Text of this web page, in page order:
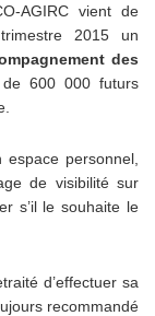
AGIRC vient de
2015 un
des
600 000 futurs
personnel,
de visibilité sur
s’il le souhaite le
d’effectuer sa
recommandé